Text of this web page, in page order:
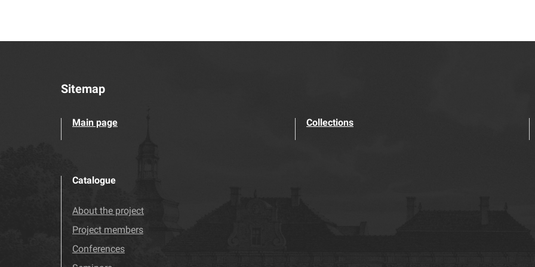
Sitemap
Main page Collections
Catalogue
About the project
Project members
Conferences